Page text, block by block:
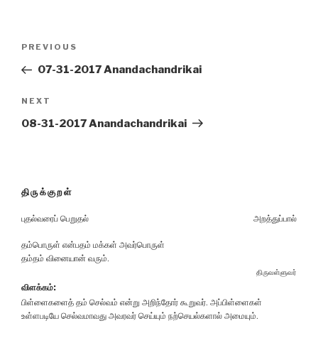
Previous
Post
PREVIOUS
07-31-2017 Anandachandrikai
Next
Post
NEXT
08-31-2017 Anandachandrikai
திருக்குறள்
புதல்வரைப் பெறுதல் அறத்துப்பால்
தம்பொருள் என்பதம் மக்கள் அவர்பொருள்
தம்தம் வினையான் வரும்.
திருவள்ளுவர்
விளக்கம்:
பிள்ளைகளைத் தம் செல்வம் என்று அறிந்தோர் கூறுவர். அப்பிள்ளைகள்
உள்ளபடியே செல்வமாவது அவரவர் செய்யும் நற்செயல்களால் அமையும்.